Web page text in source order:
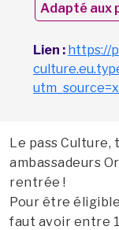
Adapté aux
Lien : https://
Le pass Culture,
ambassadeurs
rentrée !
Pour être
faut avoir entre